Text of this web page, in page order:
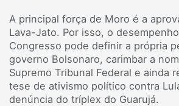
A principal força de Moro é a
Lava-Jato. Por isso, o
Congresso pode definir a própria
governo Bolsonaro, carimbar a
Supremo Tribunal Federal e ainda
tese de ativismo político contra
denúncia do tríplex do Guarujá.